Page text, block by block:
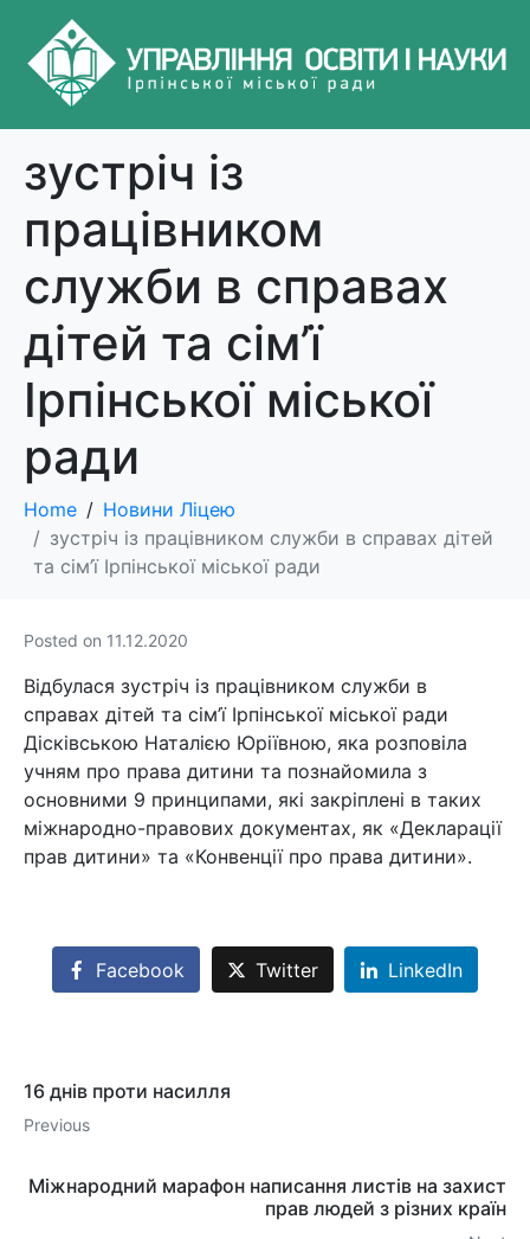
зустріч із
працівником
служби в справах
дітей та сім’ї
Ірпінської міської
ради
Home
Новини Ліцею
зустріч із працівником служби в справах дітей
та сім’ї Ірпінської міської ради
Posted on 11.12.2020
Відбулася зустріч із працівником служби в
справах дітей та сім’ї Ірпінської міської ради
Дісківською Наталією Юріївною, яка розповіла
учням про права дитини та познайомила з
основними 9 принципами, які закріплені в таких
міжнародно-правових документах, як «Декларації
прав дитини» та «Конвенції про права дитини».
Facebook Twitter LinkedIn
16 днів проти насилля
Previous
Міжнародний марафон написання листів на захист
прав людей з різних країн